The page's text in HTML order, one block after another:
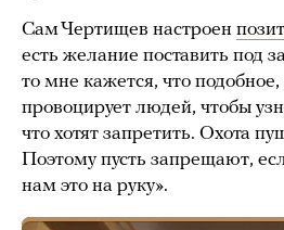
Сам Чертищев настроен
есть желание поставить под
то мне кажется, что подобное,
провоцирует людей, чтобы
что хотят запретить. Охота
Поэтому пусть запрещают,
нам это на руку».